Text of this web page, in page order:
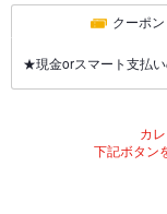
クーポン
★現金orスマート支払
カ
下記ボタン